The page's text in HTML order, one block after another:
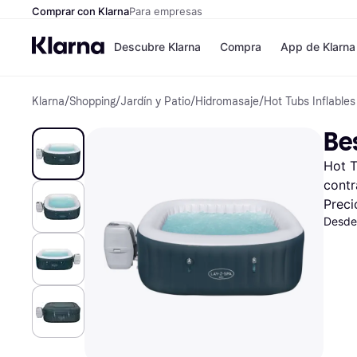
Comprar con KlarnaPara empresas
Descubre Klarna
Formas de pago
Paga ahora
Paga en 3 plazos
Paga en 30 días
Financiación
Klarna en Apple
Compra
Tiendas
Zalando
JD Sports
Directorio de
App de Klarna
Klarna/Shopping/Jardín y Patio/Hidromasaje/Hot Tubs Inflables
Hot